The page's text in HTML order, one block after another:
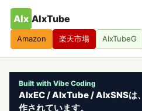
AIx AIxTube
Amazon 楽天市場 AIxTubeG
Built with Vibe Coding
AIxEC / AIxTube / AIxSNSは
作されています。